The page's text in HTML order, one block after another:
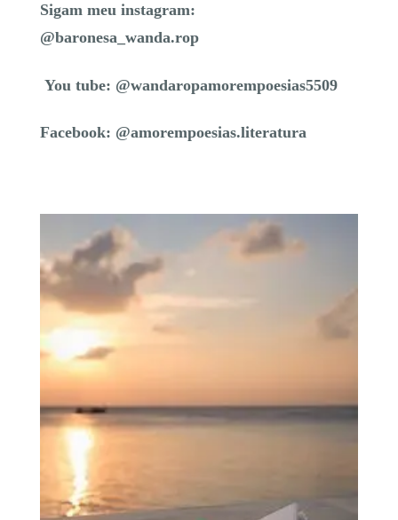
Sigam meu instagram:
@baronesa_wanda.rop
You tube: @wandaropamorempoesias5509
Facebook: @amorempoesias.literatura